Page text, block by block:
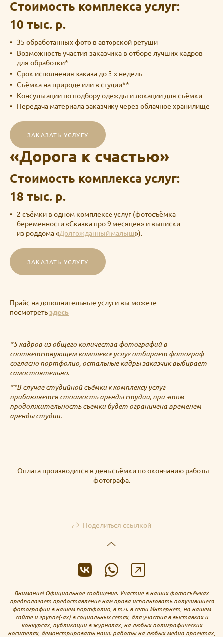
Стоимость комплекса услуг:
10 тыс. р.
35 обработанных фото в авторской ретуши
Возможность участия заказчика в отборе лучших кадров
для обработки*
Срок исполнения заказа до 3-х недель
Съёмка на природе или в студии**
Консультации по подбору одежды и локации для съёмки
Передача материала заказчику через облачное хранилище
ЗАКАЗАТЬ УСЛУГУ
«Дорога к счастью»
Стоимость комплекса услуг:
18 тыс. р.
2 съёмки в одном комплексе услуг (фотосъёмка
беременности «Сказка про 9 месяцев» и выписки
из роддома «Долгожданный малыш»).
ЗАКАЗАТЬ УСЛУГУ
Прайс на дополнительные услуги вы можете
посмотретьздесь
*5 кадров из общего количества фотографий в
соответствующем комплексе услуг отбирает фотограф
согласно портфолио, остальные кадры заказчик выбирает
самостоятельно.
**В случае студийной съёмки к комплексу услуг
прибавляется стоимость аренды студии, при этом
продолжительность съемки будет ограничена временем
аренды студии.
Оплата производится в день съёмки по окончанию работы
фотографа.
Поделиться ссылкой
Внимание! Официальное сообщение. Участие в наших фотосъёмках
предполагает предоставление нам права использовать получившиеся
фотографии в нашем портфолио, в т.ч. в сети Интернет, на нашем
сайте и группе(-ах) в социальных сетях, для участия в выставках и
конкурсах, публикации в журналах, на любых полиграфических
носителях, демонстрировать наши работы на любых медиа проектах,